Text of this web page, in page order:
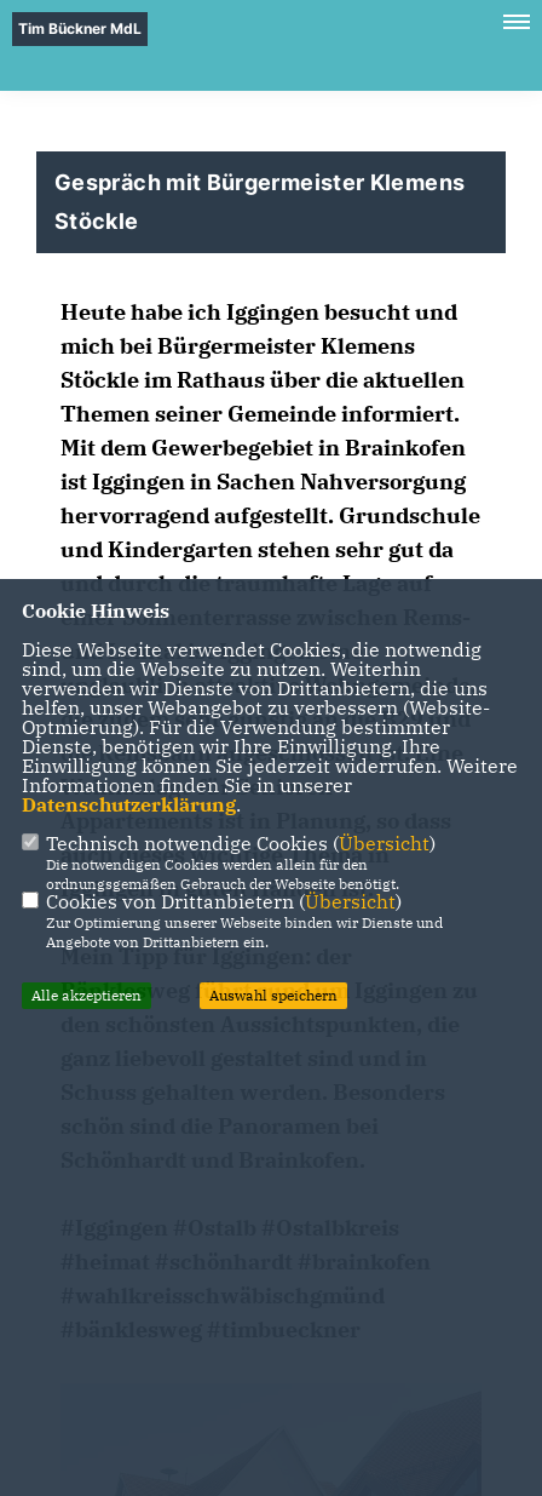
Tim Bückner MdL
Gespräch mit Bürgermeister Klemens
Stöckle
Heute habe ich Iggingen besucht und
mich bei Bürgermeister Klemens
Stöckle im Rathaus über die aktuellen
Themen seiner Gemeinde informiert.
Mit dem Gewerbegebiet in Brainkofen
ist Iggingen in Sachen Nahversorgung
hervorragend aufgestellt. Grundschule
und Kindergarten stehen sehr gut da
und durch die traumhafte Lage auf
einer Sonnenterrasse zwischen Rems-
und Leintal ist Iggingen eine
unglaublich attraktive Wohngemeinde,
die zudem sehr günstig an die B29 und
die Remsbahn angeschlossen ist. Eine
Wohnanlage für Senioren-
Appartements ist in Planung, so dass
auch dieses wichtige Thema in
Iggingen in guten Händen ist.
Mein Tipp für Iggingen: der
Bänklesweg führt rund um Iggingen zu
Cookie Hinweis
Diese Webseite verwendet Cookies, die notwendig
sind, um die Webseite zu nutzen. Weiterhin
verwenden wir Dienste von Drittanbietern, die uns
helfen, unser Webangebot zu verbessern (Website-
Optmierung). Für die Verwendung bestimmter
Dienste, benötigen wir Ihre Einwilligung. Ihre
Einwilligung können Sie jederzeit widerrufen. Weitere
Informationen finden Sie in unserer
Datenschutzerklärung.
Technisch notwendige Cookies (Übersicht)
Die notwendigen Cookies werden allein für den
ordnungsgemäßen Gebrauch der Webseite benötigt.
Cookies von Drittanbietern (Übersicht)
Zur Optimierung unserer Webseite binden wir Dienste und
Angebote von Drittanbietern ein.
Alle akzeptieren Auswahl speichern